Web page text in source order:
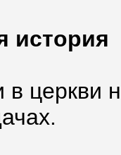
история
церкви